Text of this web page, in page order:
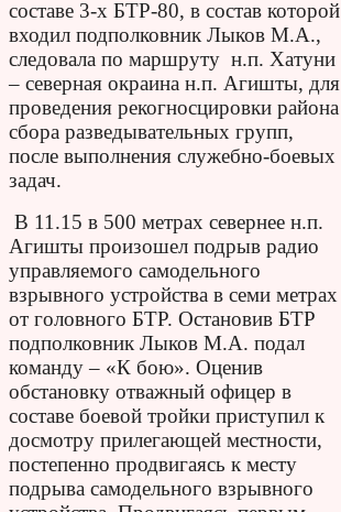
составе 3-х БТР-80, в состав которой
входил подполковник Лыков М.А.,
следовала по маршруту н.п. Хатуни
– северная окраина н.п. Агишты, для
проведения рекогносцировки района
сбора разведывательных групп,
после выполнения служебно-боевых
задач.
В 11.15 в 500 метрах севернее н.п.
Агишты произошел подрыв радио
управляемого самодельного
взрывного устройства в семи метрах
от головного БТР. Остановив БТР
подполковник Лыков М.А. подал
команду – «К бою». Оценив
обстановку отважный офицер в
составе боевой тройки приступил к
досмотру прилегающей местности,
постепенно продвигаясь к месту
подрыва самодельного взрывного